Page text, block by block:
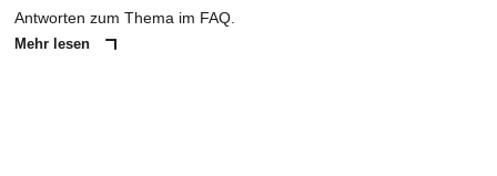
Antworten zum Thema im FAQ.
Mehr lesen